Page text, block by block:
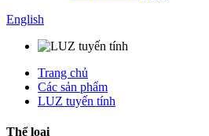
English
Trang chủ
Các sản phẩm
LUZ tuyến tính
Thể loại